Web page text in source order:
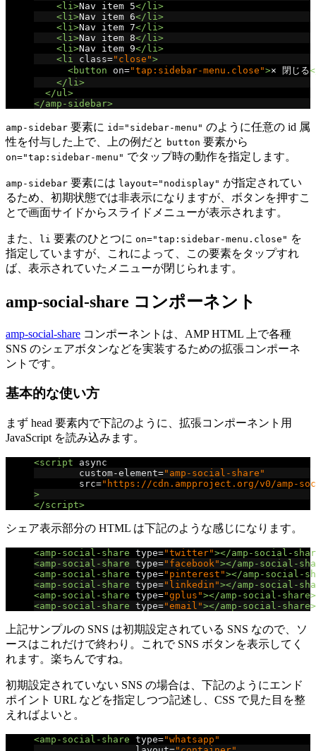
<li>Nav item 5</li>
<li>Nav item 6</li>
<li>Nav item 7</li>
<li>Nav item 8</li>
<li>Nav item 9</li>
<li
class="close">
<button
on="tap:sidebar-menu.close">× 閉じる
</li>
</ul>
</amp-sidebar>
amp-sidebar 要素に id="sidebar-menu" のように任意の id 属
性を付与した上で、上の例だと button 要素から
on="tap:sidebar-menu" でタップ時の動作を指定します。
amp-sidebar 要素には layout="nodisplay" が指定されてい
るため、初期状態では非表示になりますが、ボタンを押すこ
とで画面サイドからスライドメニューが表示されます。
また、 li 要素のひとつに on="tap:sidebar-menu.close" を
指定していますが、これによって、この要素をタップすれ
ば、表示されていたメニューが閉じられます。
amp-social-share コンポーネント
amp-social-share コンポーネントは、AMP HTML 上で各種
SNS のシェアボタンなどを実装するための拡張コンポーネ
ントです。
基本的な使い方
まず head 要素内で下記のように、拡張コンポーネント用
JavaScript を読み込みます。
<script
async
custom-element="amp-social-share"
src="https://cdn.ampproject.org/v0/amp-
>
</script>
シェア表示部分の HTML は下記のような感じになります。
<amp-social-share type="twitter"></amp-social-
<amp-social-share type="facebook"></amp-social-
<amp-social-share type="pinterest"></amp-social-
<amp-social-share type="linkedin"></amp-social-
<amp-social-share type="gplus"></amp-social-share>
<amp-social-share type="email"></amp-social-share>
上記サンプルの SNS は初期設定されている SNS なので、ソ
ースはこれだけで終わり。これで SNS ボタンを表示してく
れます。楽ちんですね。
初期設定されていない SNS の場合は、下記のようにエンド
ポイント URL などを指定しつつ記述し、CSS で見た目を整
えればよいと。
<amp-social-share type="whatsapp"